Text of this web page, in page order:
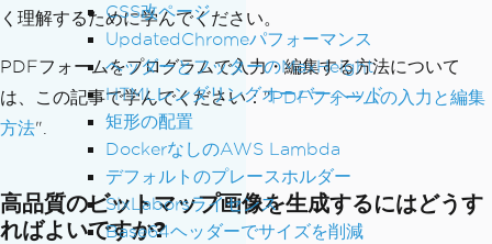
CSS改ページ
UpdatedChromeパフォーマンス
ヘッダーとフッターのMaxHeight
HTMLレンダリングオーバーヘッド
矩形の配置
DockerなしのAWS Lambda
デフォルトのプレースホルダー
SixLaborsライセンス
Base64ヘッダーでサイズを削減
く理解するために学んでください。
PDFフォームをプログラムで入力・編集する方法について
は、この記事で学んでください："PDFフォームの入力と編集
方法".
高品質のビットマップ画像を生成するにはどうす
ればよいですか?